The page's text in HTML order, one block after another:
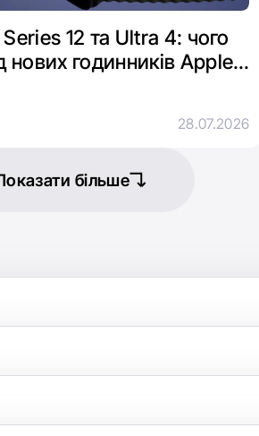
12 та Ultra 4: чого
нових годинників Apple
28.07.2026
більше